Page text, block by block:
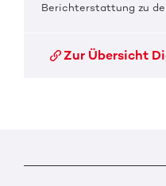
Berichterstattung zu
Zur Übersicht